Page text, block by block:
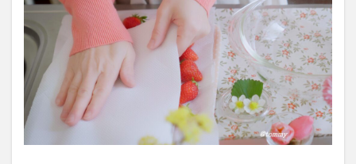
水分
を出
して
おく
2.7
煮詰